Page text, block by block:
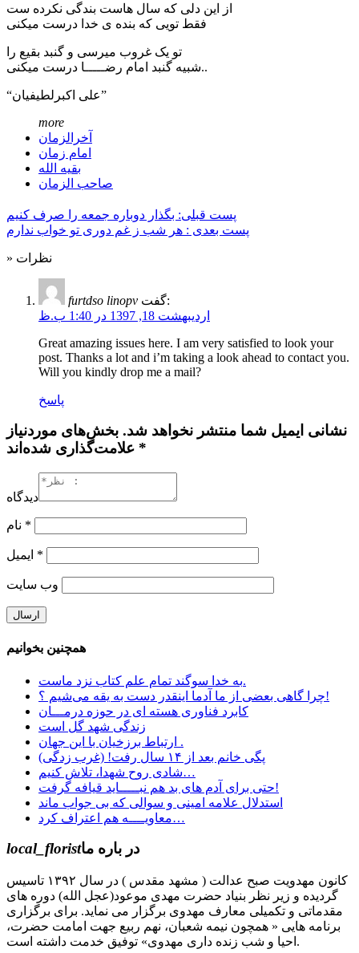
از این دلی که سال هاست بندگی نکرده ست
فقط تویی که بنده ی خدا درست میکنی
تو یک غروب میرسی و گنبد بقیع را
شبیه گنبد امام رضـــــا درست میکنی..
“علی اکبرلطیفیان”
more
آخرالزمان
امام زمان
بقیه الله
صاحب الزمان
پست قبلی: بگذار دوباره جمعه را صرف کنیم
پست بعدی : هر شب ز غم دوری تو خواب ندارم
» نظرات
furtdso linopv
گفت:
اردیبهشت 18, 1397 در 1:40 ب.ظ
Great amazing issues here. I am very satisfied to look your
post. Thanks a lot and i’m taking a look ahead to contact you.
Will you kindly drop me a mail?
پاسخ
نشانی ایمیل شما منتشر نخواهد شد. بخش‌های موردنیاز
علامت‌گذاری شده‌اند *
دیدگاه
*
*
وب‌ سایت
همچنین بخوانیم
به خدا سوگند تمام علم کتاب نزد ماست.
چرا گاهی بعضی از ما آدما اینقدر دست به یقه می‌شیم ؟!
کابرد فناوری هسته ای در حوزه درمـــان
زندگی شهد گل است
ارتباط برزخیان با این جهان .
پگی خانم بعد از ۱۴ سال رفت! (غرب زدگی)
شادی روح شهدا، تلاش کنیم…
حتی برای آدم های بد هم نبـــــاید قیافه گرفت!
استدلال علامه امینی و سوالی که بی جواب ماند
معاویــــه هم اعتراف کرد…
local_floristدر باره ما
کانون مهدویت صبح عدالت ( مشهد مقدس ) در سال ۱۳۹۲ تاسیس
گردیده و زیر نظر بنیاد حضرت مهدی موعود(عجل الله) دوره های
مقدماتی و تکمیلی معارف مهدوی برگزار می نماید. برای برگزاری
برنامه هایی « همچون نیمه شعبان، نهم ربیع جهت امامت حضرت،
احیا و شب زنده داری مهدوی» توفیق خدمت داشته است.